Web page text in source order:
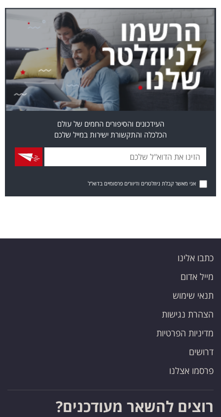
העידכונים והסיפורים החמים של עולם
הכלכלה והתקשורת ישירות במייל שלכם
אני מאשר קבלת ניוזלטרים ודיוורים פרסומיים בדוא"ל
כתבו אלינו
מייל אדום
תנאי שימוש
הצהרת נגישות
מדיניות הפרטיות
דרושים
פרסמו אצלנו
רוצים להשאר מעודכנים?